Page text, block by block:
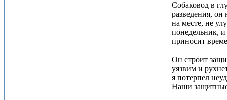
Собаковод в
разведения, он
на месте, не
понедельник, и
приносит
Он строит
уязвим и
я потерпел
Наши защитные